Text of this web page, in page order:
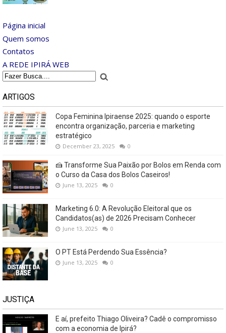
Página inicial
Quem somos
Contatos
A REDE IPIRÁ WEB
ARTIGOS
Copa Feminina Ipiraense 2025: quando o esporte
encontra organização, parceria e marketing
estratégico
December 23, 2025 0
🍰 Transforme Sua Paixão por Bolos em Renda com
o Curso da Casa dos Bolos Caseiros!
June 13, 2025 0
Marketing 6.0: A Revolução Eleitoral que os
Candidatos(as) de 2026 Precisam Conhecer
June 13, 2025 0
O PT Está Perdendo Sua Essência?
June 13, 2025 0
JUSTIÇA
E aí, prefeito Thiago Oliveira? Cadê o compromisso
com a economia de Ipirá?